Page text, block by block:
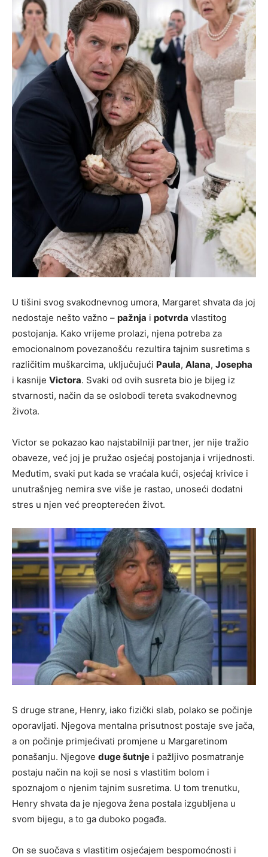
U tišini svog svakodnevnog umora, Margaret shvata da joj
nedostaje nešto važno – pažnja i potvrda vlastitog
postojanja. Kako vrijeme prolazi, njena potreba za
emocionalnom povezanošću rezultira tajnim susretima s
različitim muškarcima, uključujući Paula, Alana, Josepha
i kasnije Victora. Svaki od ovih susreta bio je bijeg iz
stvarnosti, način da se oslobodi tereta svakodnevnog
života.
Victor se pokazao kao najstabilniji partner, jer nije tražio
obaveze, već joj je pružao osjećaj postojanja i vrijednosti.
Međutim, svaki put kada se vraćala kući, osjećaj krivice i
unutrašnjeg nemira sve više je rastao, unoseći dodatni
stres u njen već preopterećen život.
S druge strane, Henry, iako fizički slab, polako se počinje
oporavljati. Njegova mentalna prisutnost postaje sve jača,
a on počinje primjećivati promjene u Margaretinom
ponašanju. Njegove duge šutnje i pažljivo posmatranje
postaju način na koji se nosi s vlastitim bolom i
spoznajom o njenim tajnim susretima. U tom trenutku,
Henry shvata da je njegova žena postala izgubljena u
svom bijegu, a to ga duboko pogađa.
On se suočava s vlastitim osjećajem bespomoćnosti i